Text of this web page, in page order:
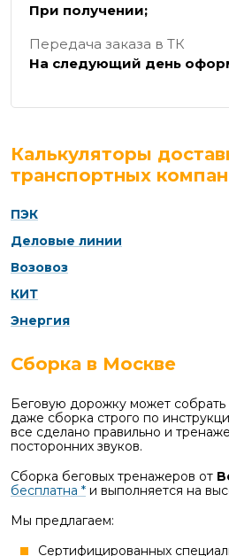
При получении;
Передача заказа в ТК
На следующий день
Калькуляторы
транспортных
ПЭК
Деловые линии
Возовоз
КИТ
Энергия
Сборка в Москве
Беговую дорожку может
даже сборка строго по
все сделано правильно и
посторонних звуков.
Сборка беговых тренажеров от
бесплатна * и выполняется на
Мы предлагаем:
Сертифицированных